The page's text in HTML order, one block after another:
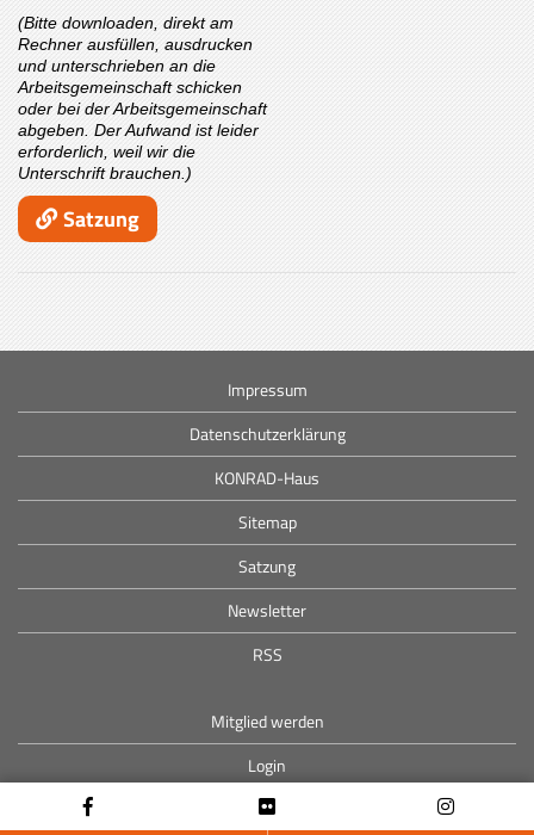
(Bitte downloaden, direkt am
Rechner ausfüllen, ausdrucken
und unterschrieben an die
Arbeitsgemeinschaft schicken
oder bei der Arbeitsgemeinschaft
abgeben. Der Aufwand ist leider
erforderlich, weil wir die
Unterschrift brauchen.)
Satzung
Impressum
Datenschutzerklärung
KONRAD-Haus
Sitemap
Satzung
Newsletter
RSS
Mitglied werden
Login